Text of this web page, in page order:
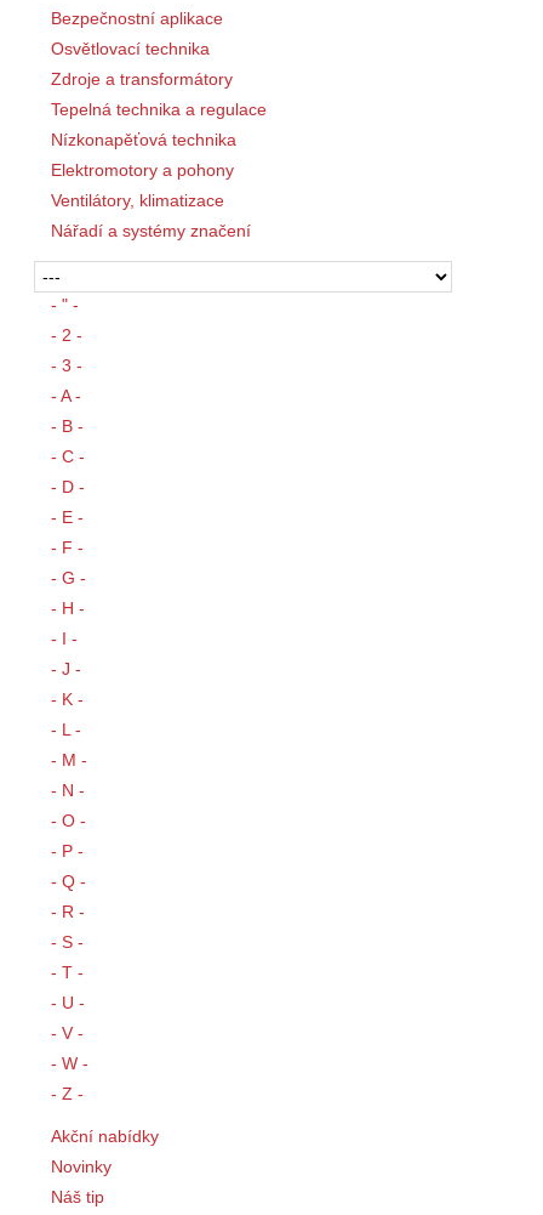
Bezpečnostní aplikace
Osvětlovací technika
Zdroje a transformátory
Tepelná technika a regulace
Nízkonapěťová technika
Elektromotory a pohony
Ventilátory, klimatizace
Nářadí a systémy značení
- " -
- 2 -
- 3 -
- A -
- B -
- C -
- D -
- E -
- F -
- G -
- H -
- I -
- J -
- K -
- L -
- M -
- N -
- O -
- P -
- Q -
- R -
- S -
- T -
- U -
- V -
- W -
- Z -
Akční nabídky
Novinky
Náš tip